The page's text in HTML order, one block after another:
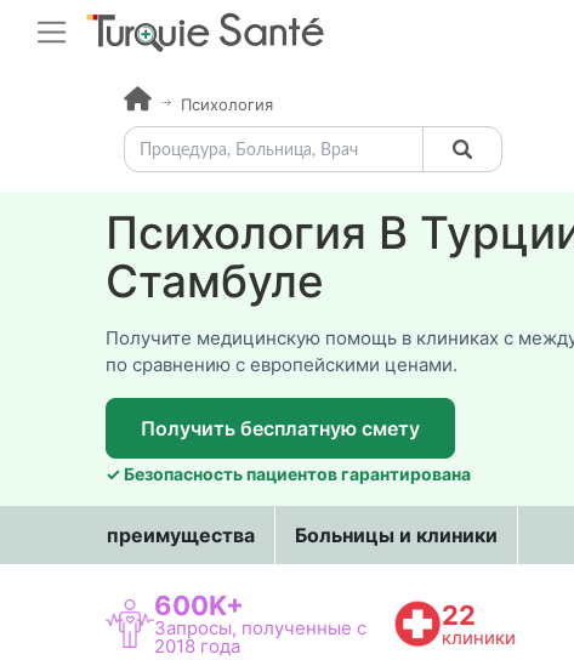
Психология
Психология В
Стамбуле
Получите медицинскую помощь в клиниках с
по сравнению с европейскими ценами.
Получить бесплатную смету
✓ Безопасность пациентов гарантирована
преимущества Больницы и клиники
600K+
Запросы, полученные с
2018 года
22
клиники